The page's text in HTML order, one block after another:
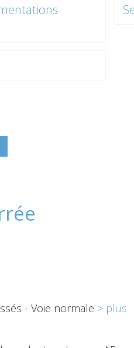
- Voie normale > plus